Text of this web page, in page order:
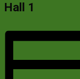
Hall 1